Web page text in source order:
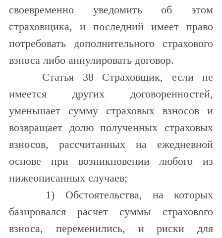
своевременно уведомить об этом
страховщика, и последний имеет право
потребовать дополнительного страхового
взноса либо аннулировать договор.
Статья 38 Страховщик, если не
имеется других договоренностей,
уменьшает сумму страховых взносов и
возвращает долю полученных страховых
взносов, рассчитанных на ежедневной
основе при возникновении любого из
нижеописанных случаев;
1) Обстоятельства, на которых
базировался расчет суммы страхового
взноса, переменились, и риски для